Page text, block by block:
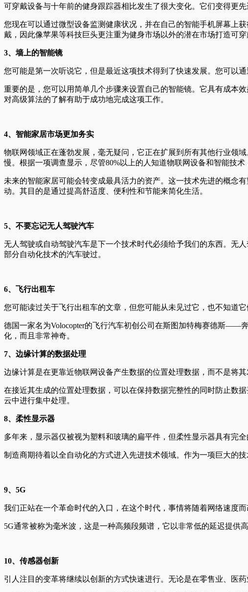
可穿戴设备与十年前的健身跟踪器相比发生了很大变化。它们变得更
您现在可以通过微型设备监测健康状况，并在自己的智能手机屏幕上
戴，因此像苹果等科技巨头更注重为健身市场以外的潜在市场打造可穿
3、墙上的智能镜
您可能是第一次听说它，但是最近这项技术得到了快速发展。您可以
重要的是，您可以用简单几个步骤来设置自己的智能镜。它具有成本
对高级算法的了解有助于成功地完成这项工作。
4、智能家居市场更加务实
物联网领域正在蓬勃发展，毫无疑问，它正在扩展到所有其他行业领
慢。根据一项调查显示，尽管80%以上的人知道物联网设备和智能技术
未来的智能家居可能会转变成最具活力的资产。这一技术先进的概念
动。其目的是通过提高舒适度、便利性和节能来简化生活。
5、不要忘记无人驾驶汽车
无人驾驶或自动驾驶汽车是下一个技术时代必须给予我们的东西。无
部分自动化技术的汽车驶过。
6、飞行出租车
您可能读过关于飞行出租车的文章，但您可能从未见过它，也不知道
德国一家名为Volocopter的飞行汽车初创公司在斯图加特梅赛德斯——
化，而且非常神奇。
7、边缘计算的数据处理
边缘计算是在更靠近物联网设备产生数据的位置处理数据，而不是将其
在接近其生成的位置处理数据，可以在保持数据完整性的同时防止数
云中进行集中处理。
8、柔性显示器
多年来，显示器仅被视为塑料和玻璃的扁平件，但柔性显示器具有完全
制造商期待着以全自动化的方式进入先进技术领域。作为一项巨大的
9、5G
我们正站在一个革命时代的入口，在这个时代，事情将随着网络速度
5G通常被称为毫米波，这是一种高频段频谱，它以非常低的延迟提供
10、传感器创新
引人注目的变革将继续以创新的方式快速进行。无论是在零售业、医